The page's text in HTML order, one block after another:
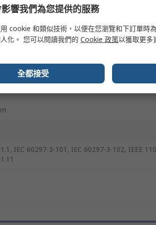
Kit
IEC 60297-3-101, IEC 60297-3-102, IEEE
響我們為您提供的服務
cookie 和類似技術，以便在您瀏覽和下訂單時
化。 您可以閱讀我們的 Cookie 政策以獲取更多
全都接受